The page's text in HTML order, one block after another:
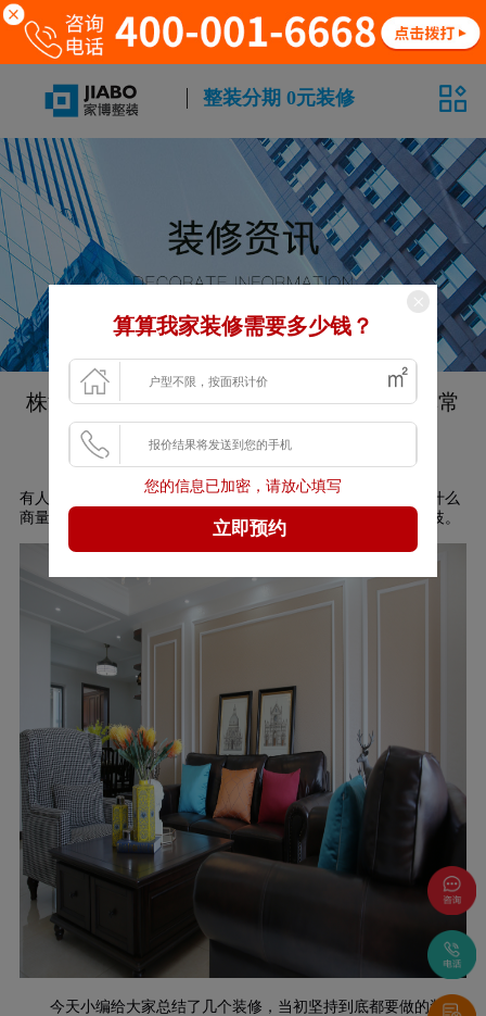
整装分期 0元装修
株洲省钱装修家博大家装总结五个装修中非常
发布时间：2021-11-23 14:50:52
有人说，两个人连装修的事都能磨合好，那么往后的生活也没什么
商量不来的事情啦。在装修的过程中总会遇到多少次的意见分歧。
今天小编给大家总结了几个装修，当初坚持到底都要做的装修
算算我家装修需要多少钱？
您的信息已加密，请放心填写